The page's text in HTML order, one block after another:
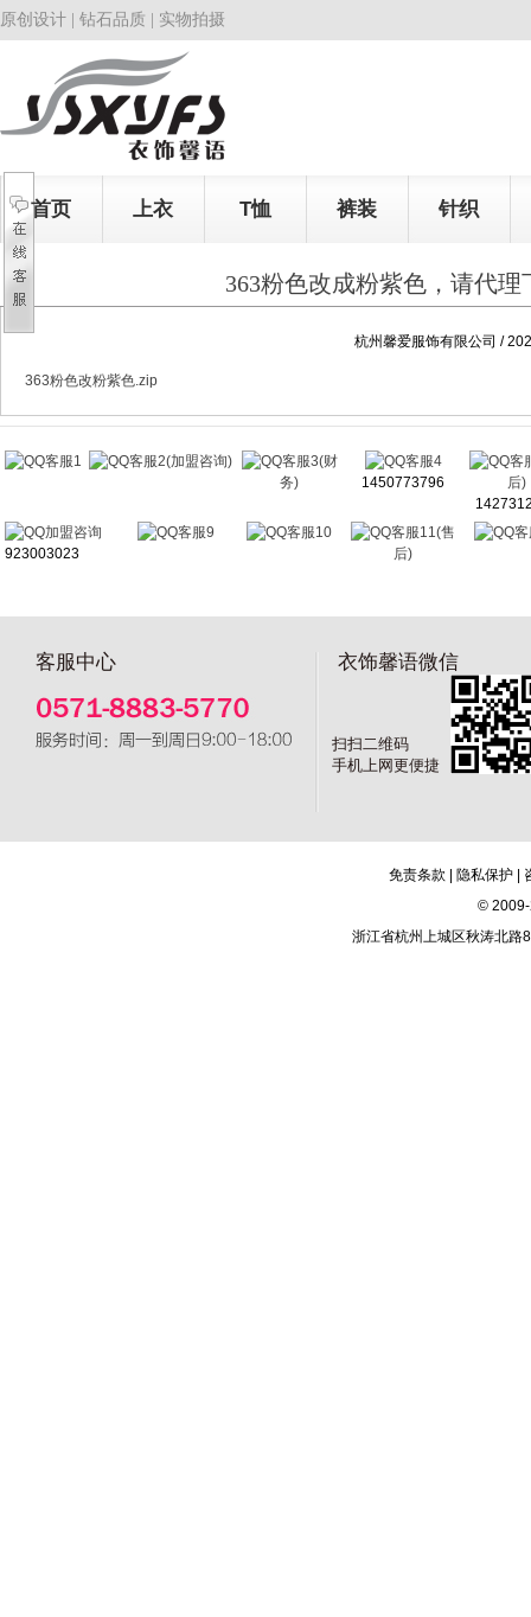
原创设计 | 钻石品质 | 实物拍摄
首页 上衣 T恤 裤装 针织
363粉色改成粉紫色，请代
杭州馨爱服饰有限公司 /
363粉色改粉紫色.zip
客服1 客服2(加盟咨询)
客服3(财
务)
客服4
1450773796
客
后)
加盟咨询
923003023
客服9 客服10
客服11(售
后)
客服中心 衣饰馨语微信
扫扫二维码
手机上网更便捷
免责条款 隐私保护
© 2009-
浙江省杭州上城区秋涛北路